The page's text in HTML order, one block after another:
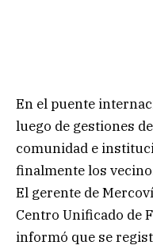
En el puente
luego de gestiones
comunidad e
finalmente los
El gerente de
Centro Unificado de
informó que se